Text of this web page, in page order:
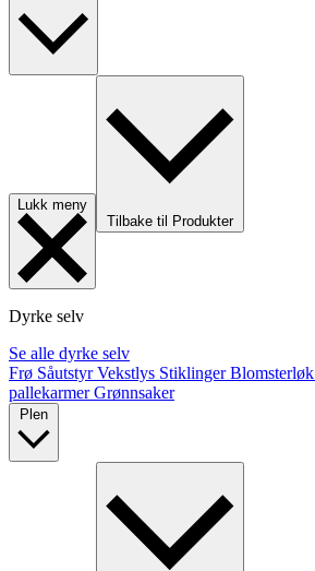
Lukk meny
Tilbake til Produkter
Dyrke selv
Se alle dyrke selv
Frø SåutstyrVekstlys StiklingerBlomsterløk
pallekarmerGrønnsaker